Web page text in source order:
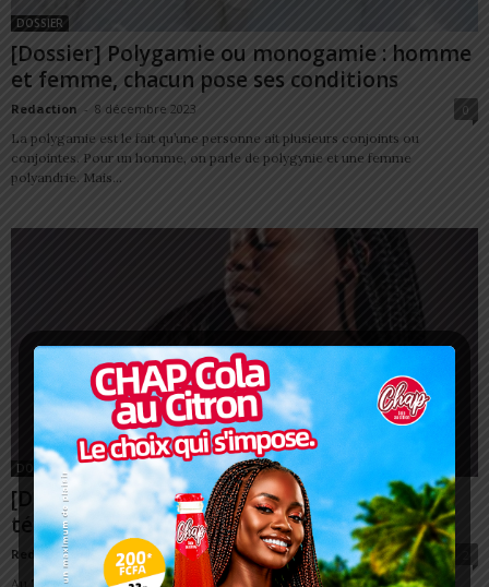
DOSSIER
[Dossier] Polygamie ou monogamie : homme
et femme, chacun pose ses conditions
Redaction - 8 décembre 2023
0
La polygamie est le fait qu’une personne ait plusieurs conjoints ou
conjointes. Pour un homme, on parle de polygynie et une femme
polyandrie. Mais...
DOSSIER
[Dossier] Mères Célibataires : Récits et
témoignages d’une vie compliquée
Redaction - 10 novembre 2023
Au Togo, le nombre de jeunes filles qui accouchent d’un enfant s’accroît